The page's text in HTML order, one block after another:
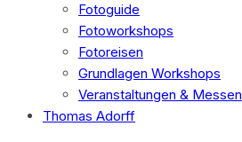
Fotoguide
Fotoworkshops
Fotoreisen
Grundlagen Workshops
Veranstaltungen & Messen
Thomas Adorff